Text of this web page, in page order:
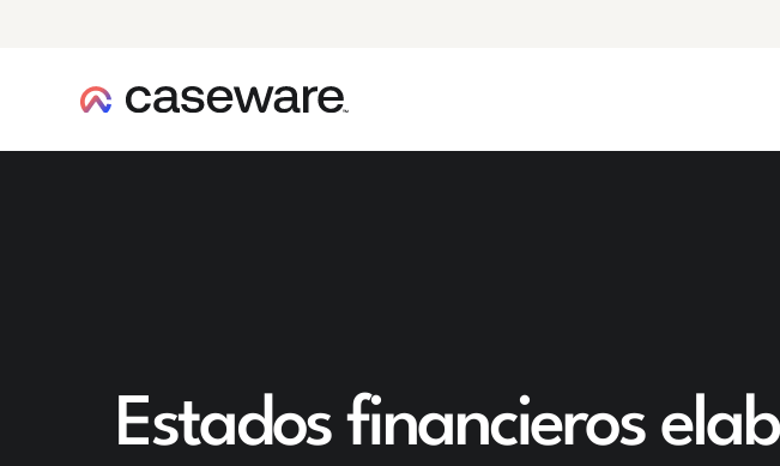
Estados financieros